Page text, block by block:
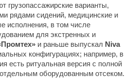
грузопассажирские варианты,
рядами сидений, медицинские и
исполнения, в том числе
для экстренных и
и раньше выпускал Niva
конфигурациях; например, в
есть ритуальная версия с полной
оборудованным отсеком.